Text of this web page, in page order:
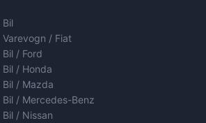
/ Fiat
/ Ford
/ Honda
/ Mazda
/ Mercedes-Benz
/ Nissan